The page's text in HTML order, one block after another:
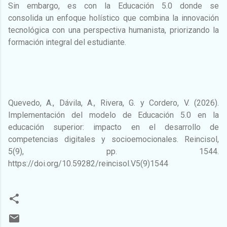
Sin embargo, es con la Educación 5.0 donde se
consolida un enfoque holístico que combina la innovación
tecnológica con una perspectiva humanista, priorizando la
formación integral del estudiante.
Quevedo, A., Dávila, A., Rivera, G. y Cordero, V. (2026).
Implementación del modelo de Educación 5.0 en la
educación superior: impacto en el desarrollo de
competencias digitales y socioemocionales. Reincisol,
5(9), pp. 1544.
https://doi.org/10.59282/reincisol.V5(9)1544